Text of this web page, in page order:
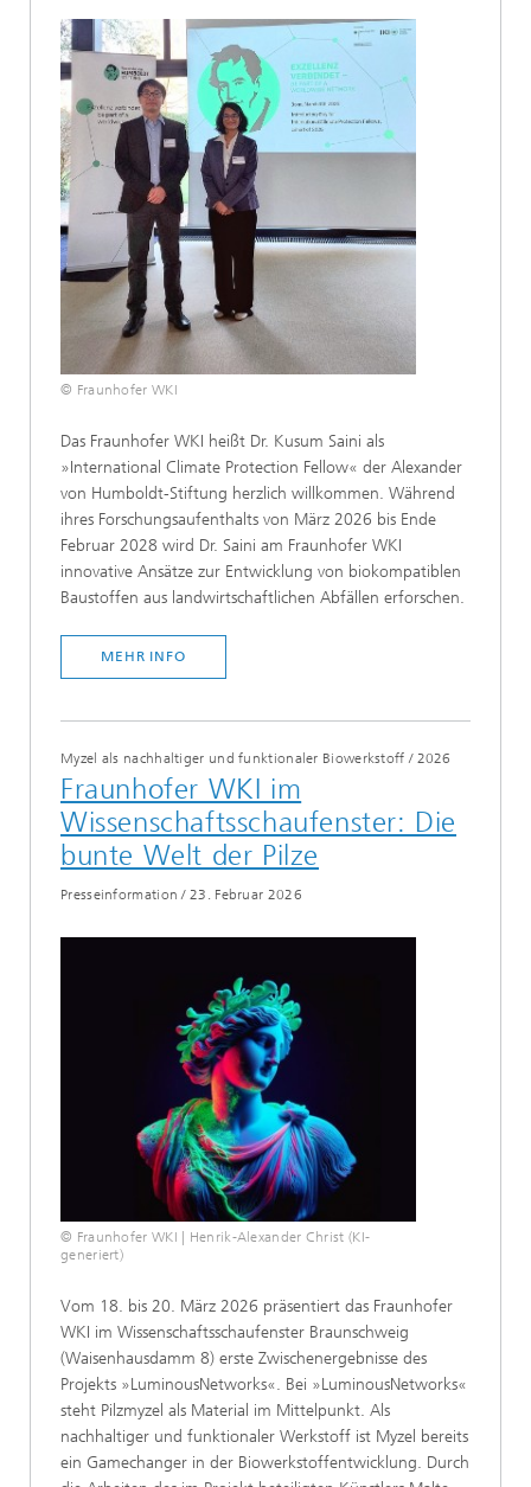
© Fraunhofer WKI
Das Fraunhofer WKI heißt Dr. Kusum Saini als
»International Climate Protection Fellow« der Alexander
von Humboldt-Stiftung herzlich willkommen. Während
ihres Forschungsaufenthalts von März 2026 bis Ende
Februar 2028 wird Dr. Saini am Fraunhofer WKI
innovative Ansätze zur Entwicklung von biokompatiblen
Baustoffen aus landwirtschaftlichen Abfällen erforschen.
MEHR INFO
Myzel als nachhaltiger und funktionaler Biowerkstoff / 2026
Fraunhofer WKI im
Wissenschaftsschaufenster: Die
bunte Welt der Pilze
Presseinformation /23. Februar 2026
© Fraunhofer WKI | Henrik-Alexander Christ (KI-
generiert)
Vom 18. bis 20. März 2026 präsentiert das Fraunhofer
WKI im Wissenschaftsschaufenster Braunschweig
(Waisenhausdamm 8) erste Zwischenergebnisse des
Projekts »LuminousNetworks«. Bei »LuminousNetworks«
steht Pilzmyzel als Material im Mittelpunkt. Als
nachhaltiger und funktionaler Werkstoff ist Myzel bereits
ein Gamechanger in der Biowerkstoffentwicklung. Durch